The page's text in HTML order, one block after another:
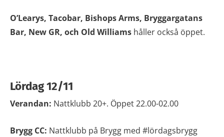
O’Learys, Tacobar, Bishops Arms, Bryggargatans
Bar, New GR, och Old Williams håller också öppet.
Lördag 12/11
Verandan: Nattklubb 20+. Öppet 22.00-02.00
Brygg CC: Nattklubb på Brygg med #lördagsbrygg